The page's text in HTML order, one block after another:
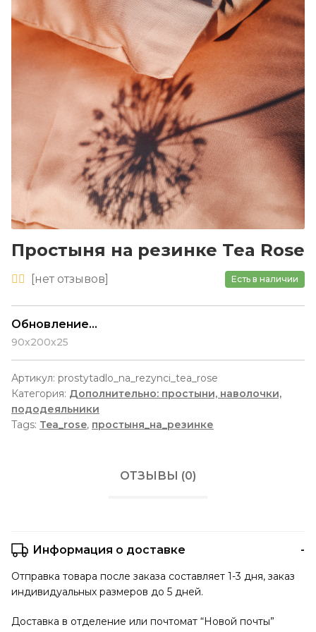
Простыня на резинке Tea Rose
[нетотзывов] Есть в наличии
Обновление...
90х200х25
Артикул: prostytadlo_na_rezynci_tea_rose
Категория: Дополнительно: простыни, наволочки,
пододеяльники
Tags: Tea_rose, простыня_на_резинке
ОТЗЫВЫ (0)
Информация о доставке
Отправка товара после заказа составляет 1-3 дня, заказ
индивидуальных размеров до 5 дней.
Доставка в отделение или почтомат “Новой почты”